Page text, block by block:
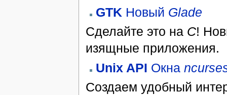
GTK Новый Glade
Сделайте это на C!
изящные приложения.
Unix API Окна
Создаем удобный